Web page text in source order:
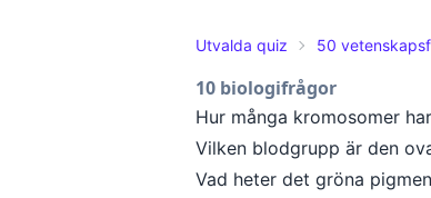
Utvalda quiz 50
10 biologifrågor
Hur många kromosomer
Vilken blodgrupp är den
Vad heter det gröna